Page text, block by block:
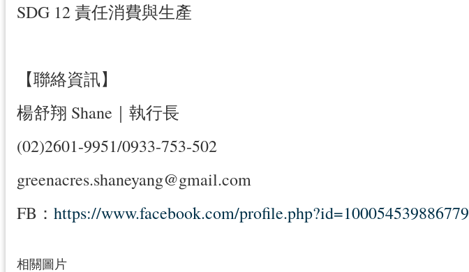
SDG 12 責任消費與生產
【聯絡資訊】
楊舒翔 Shane｜執行長
(02)2601-9951/0933-753-502
greenacres.shaneyang@gmail.com
FB： https://www.facebook.com/profile.php?id=100054539886779
相關圖片